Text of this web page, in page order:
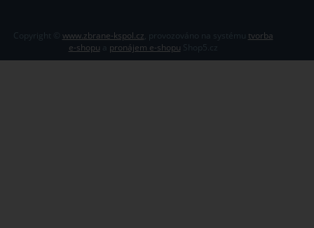
Copyright © www.zbrane-kspol.cz
tvorba
e-shopu
pronájem e-shopu